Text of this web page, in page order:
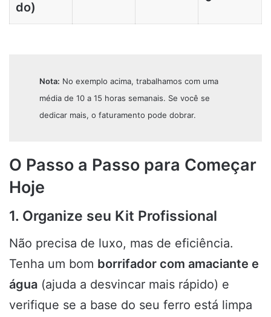
do)
Nota: No exemplo acima, trabalhamos com uma
média de 10 a 15 horas semanais. Se você se
dedicar mais, o faturamento pode dobrar.
O Passo a Passo para Começar
Hoje
1. Organize seu Kit Profissional
Não precisa de luxo, mas de eficiência.
Tenha um bom borrifador com amaciante e
água (ajuda a desvincar mais rápido) e
verifique se a base do seu ferro está limpa